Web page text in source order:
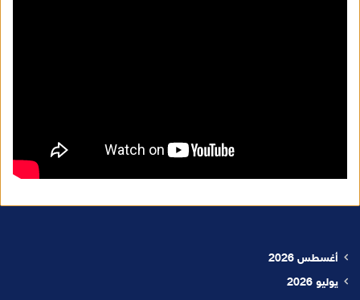
أغسطس 2026
يوليو 2026